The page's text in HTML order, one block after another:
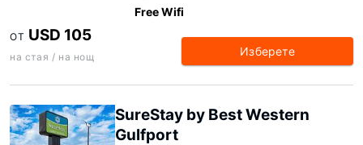
Free Wifi
ОТ USD 105
на стая / на нощ Изберете
SureStay by Best Western
Gulfport